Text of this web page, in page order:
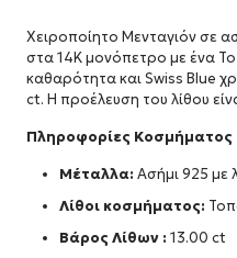
Χειροποίητο Μενταγιόν σε
στα 14Κ μονόπετρο με ένα
καθαρότητα και Swiss Blue
ct. Η προέλευση του λίθου
Πληροφορίες Κοσμήματος
Μέταλλα: Ασήμι 925 με
Λίθοι κοσμήματος:
Βάρος Λίθων : 13.00 ct